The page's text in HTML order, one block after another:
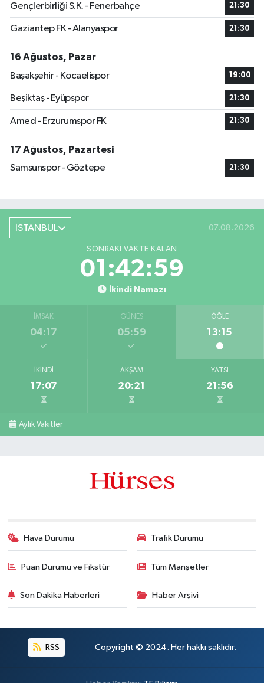
Gençlerbirliği S.K. - Fenerbahçe 21:30
Gaziantep FK - Alanyaspor 21:30
16 Ağustos, Pazar
Başakşehir - Kocaelispor
19:00
Beşiktaş - Eyüpspor 21:30
Amed - Erzurumspor FK 21:30
17 Ağustos, Pazartesi
Samsunspor - Göztepe
21:30
İSTANBUL 07.08.2026
SONRAKI VAKTE KALAN
01:42:58
İkindi Namazı
İMSAK
04:17
GÜNEŞ
05:59
ÖĞLE
13:15
İKINDI
17:07
AKŞAM
20:21
YATSI
21:56
Aylık Vakitler
Hava Durumu Trafik Durumu
Puan Durumu ve Fikstür Tüm Manşetler
Son Dakika Haberleri Haber Arşivi
RSS Copyright © 2024. Her hakkı saklıdır.